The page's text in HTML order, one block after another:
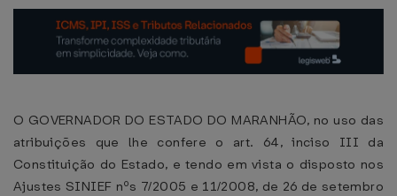
O GOVERNADOR DO ESTADO DO MARANHÃO, no uso das
atribuições que lhe confere o art. 64, inciso III da
Constituição do Estado, e tendo em vista o disposto nos
Ajustes SINIEF nºs 7/2005 e 11/2008, de 26 de setembro